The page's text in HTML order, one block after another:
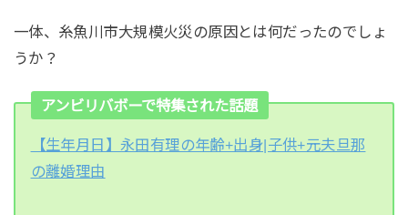
一体、糸魚川市大規模火災の原因とは何だったのでしょ
うか？
アンビリバボーで特集された話題
【生年月日】永田有理の年齢+出身|子供+元夫旦那
の離婚理由